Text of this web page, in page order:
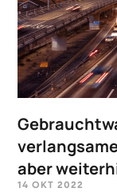
aber
14 OKT 2022